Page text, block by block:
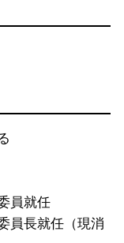
相談 三
相談 中
相談 名
相談 岐
員就任
員長就任（現消